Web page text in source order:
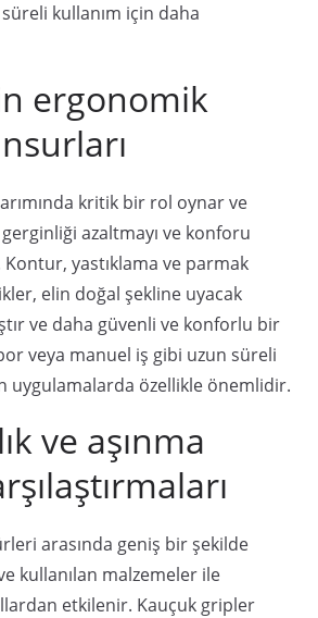
kullanım için daha
ergonomik
kritik bir rol oynar ve
gerginliği azaltmayı ve konforu
Kontur, yastıklama ve parmak
elin doğal şekline uyacak
ve daha güvenli ve konforlu bir
veya manuel iş gibi uzun süreli
uygulamalarda özellikle önemlidir.
ve aşınma
arasında geniş bir şekilde
kullanılan malzemeler ile
etkilenir. Kauçuk gripler